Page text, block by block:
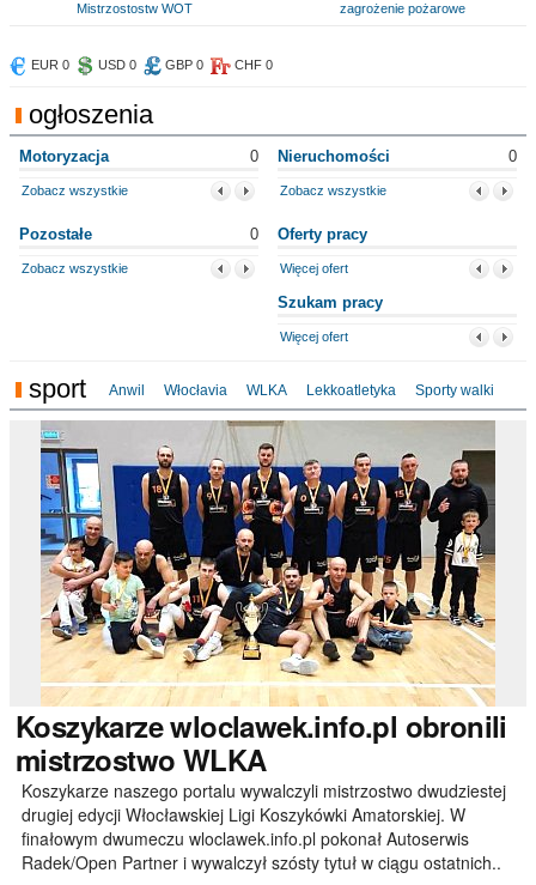
Mistrzostostw WOT
zagrożenie pożarowe
EUR 0 USD 0 GBP 0 CHF 0
ogłoszenia
Motoryzacja 0
Zobacz wszystkie
Nieruchomości 0
Zobacz wszystkie
Pozostałe 0
Zobacz wszystkie
Oferty pracy
Więcej ofert
Szukam pracy
Więcej ofert
sport Anwil Włocłavia WLKA Lekkoatletyka Sporty walki
Koszykarzewloclawek.info.pl obronili
mistrzostwo WLKA
Koszykarze naszego portalu wywalczyli mistrzostwo dwudziestej
drugiej edycji Włocławskiej Ligi Koszykówki Amatorskiej. W
finałowym dwumeczu wloclawek.info.pl pokonał Autoserwis
Radek/Open Partner i wywalczył szósty tytuł w ciągu ostatnich..